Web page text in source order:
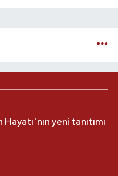
Hayatı'nın yeni tanıtımı